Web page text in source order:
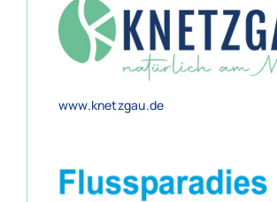
www.knetzgau.de